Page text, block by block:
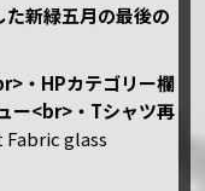
新緑五月の最後の
・HPカテゴリー欄
ー<br>・Tシャツ再
glass